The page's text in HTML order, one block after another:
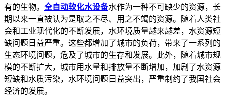
有的生物。 全自动软化水设备水作为一种不可缺少的资源，长
期以来一直被认为是取之不尽、用之不竭的资源。随着人类社
会和工业现代化的不断发展，水环境质量越来越差，水资源短
缺问题日益严重。这些都增加了城市的负荷，带来了一系列的
生态环境问题，危及了城市的生存和发展。此外，随着城市规
模的不断扩大，城市用水量和排放量不断增加，加剧了水资源
短缺和水质污染，水环境问题日益突出，严重制约了我国社会
经济的发展。